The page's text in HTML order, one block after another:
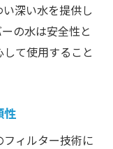
深い水を提供し
の水は安全性と
て使用すること
性
ィルター技術に